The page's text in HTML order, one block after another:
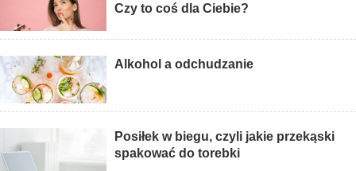
Czy to coś dla Ciebie?
Alkohol a odchudzanie
Posiłek w biegu, czyli jakie przekąski
spakować do torebki